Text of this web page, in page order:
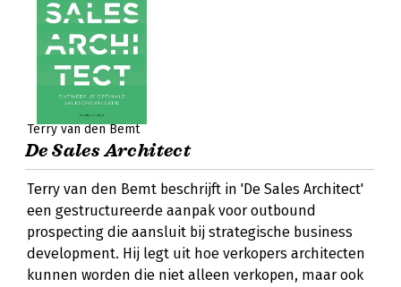
Terry van den Bemt
De Sales Architect
Terry van den Bemt beschrijft in 'De Sales Architect'
een gestructureerde aanpak voor outbound
prospecting die aansluit bij strategische business
development. Hij legt uit hoe verkopers architecten
kunnen worden die niet alleen verkopen, maar ook